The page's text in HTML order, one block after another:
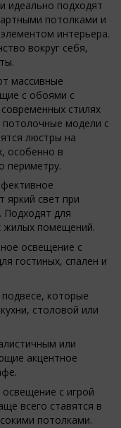
идеально подходят
потолками и
интерьера.
вокруг себя,
массивные
с обоями с
стилях
модели с
люстры на
особенно в
периметру.
яркий свет при
Подходят для
жилых помещений.
освещение с
гостиных, спален и
которые
столовой или
или
акцентное
с игрой
всего ставятся в
потолками.